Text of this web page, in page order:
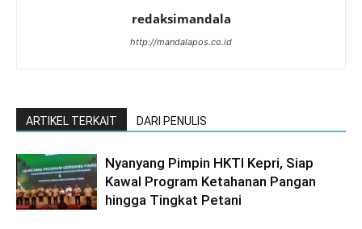
redaksimandala
http://mandalapos.co.id
ARTIKEL TERKAIT DARI PENULIS
Nyanyang Pimpin HKTI Kepri, Siap
Kawal Program Ketahanan Pangan
hingga Tingkat Petani